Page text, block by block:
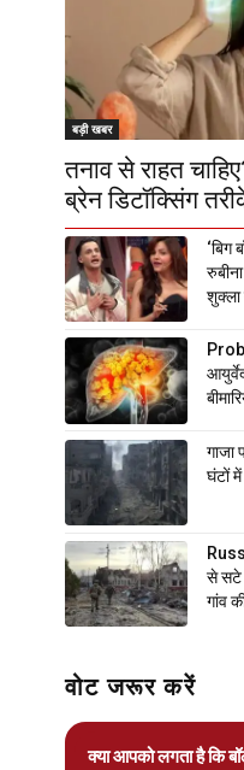
बड़ी खबर
तनाव से राहत
ब्रेन डिटॉक्सिंग
‘बिग
शुक्ला
गाजा
घंटों
से सटे
गांव
वोट जरूर करें
क्या आपको लगता है कि